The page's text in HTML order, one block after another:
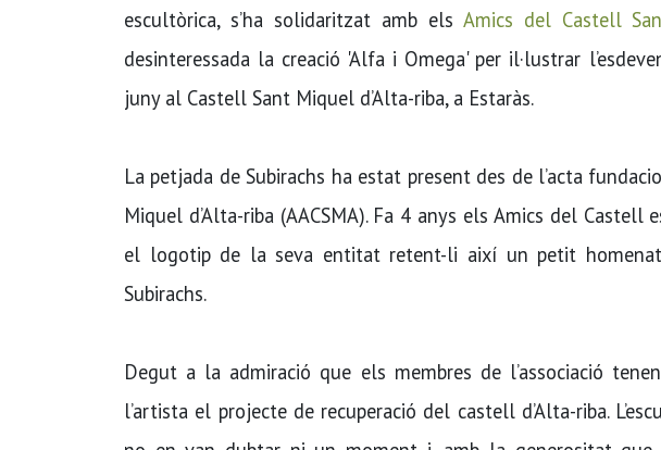
escultòrica, s’ha solidaritzat amb els Amics del Castell
desinteressada la creació 'Alfa i Omega' per il·lustrar
juny al Castell Sant Miquel d’Alta-riba, a Estaràs.
La petjada de Subirachs ha estat present des de l’acta
Miquel d’Alta-riba (AACSMA). Fa 4 anys els Amics del Castell
el logotip de la seva entitat retent-li així un petit
Subirachs.
Degut a la admiració que els membres de l’associació
l’artista el projecte de recuperació del castell d’Alta-riba.